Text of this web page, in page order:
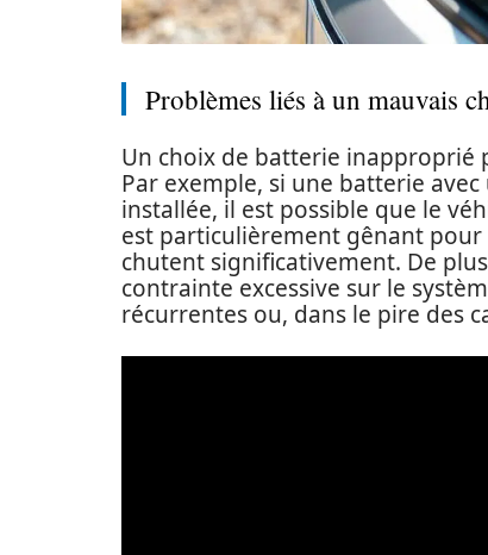
Problèmes liés à un mauvais
Un choix de batterie inapproprié
Par exemple, si une batterie
installée, il est possible que le
est particulièrement gênant
chutent significativement. De
contrainte excessive sur le
récurrentes ou, dans le pire des